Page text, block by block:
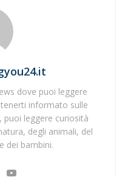
dove puoi leggere
informato sulle
puoi leggere curiosità
degli animali, del
dei bambini.